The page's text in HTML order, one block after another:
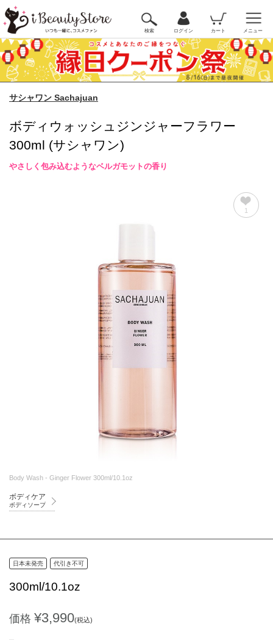
検索 ログイン カート メニュー
サシャワン Sachajuan
ボディウォッシュジンジャーフラワー
300ml (サシャワン)
やさしく包み込むようなベルガモットの香り
1
Body Wash - Ginger Flower 300ml/10.1oz
ボディケア
ボディソープ
日本未発売 代引き不可
300ml/10.1oz
価格 ¥3,990(税込)